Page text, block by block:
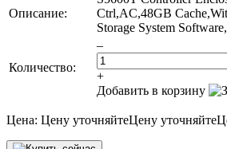
Описание:
Ctrl,AC,48GB
Storage System
Количество:
–
+
Добавить в корзину
Цена: Цену уточняйтеЦену уточняйте